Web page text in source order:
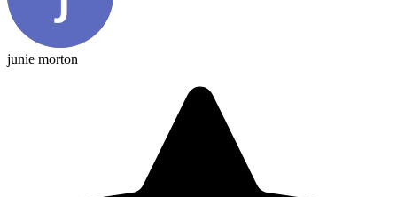
junie morton